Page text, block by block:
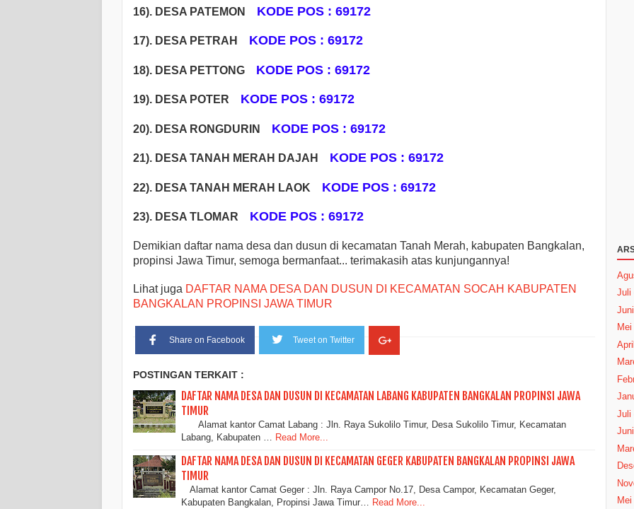
16). DESA PATEMON KODE POS : 69172
17). DESA PETRAH KODE POS : 69172
18). DESA PETTONG KODE POS : 69172
19). DESA POTER KODE POS : 69172
20). DESA RONGDURIN KODE POS : 69172
21). DESA TANAH MERAH DAJAH KODE POS : 69172
22). DESA TANAH MERAH LAOK KODE POS : 69172
23). DESA TLOMAR KODE POS : 69172
Demikian daftar nama desa dan dusun di kecamatan Tanah Merah, kabupaten Bangkalan,
propinsi Jawa Timur, semoga bermanfaat... terimakasih atas kunjungannya!
Lihat juga DAFTAR NAMA DESA DAN DUSUN DI KECAMATAN SOCAH KABUPATEN
BANGKALAN PROPINSI JAWA TIMUR
Share on Facebook Tweet on Twitter
POSTINGAN TERKAIT :
DAFTAR NAMA DESA DAN DUSUN DI KECAMATAN LABANG KABUPATEN BANGKALAN PROPINSI JAWA
TIMUR
Alamat kantor Camat Labang : Jln. Raya Sukolilo Timur, Desa Sukolilo Timur, Kecamatan
Labang, Kabupaten … Read More...
DAFTAR NAMA DESA DAN DUSUN DI KECAMATAN GEGER KABUPATEN BANGKALAN PROPINSI JAWA
TIMUR
Alamat kantor Camat Geger : Jln. Raya Campor No.17, Desa Campor, Kecamatan Geger,
Kabupaten Bangkalan, Propinsi Jawa Timur… Read More...
Juli
Juni
Mei
April
Juli
Juni
Mei